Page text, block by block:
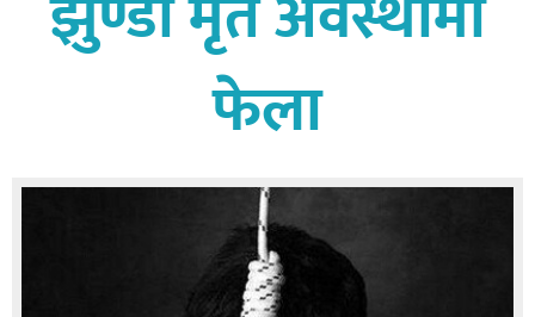
बागमती
कर्णाली
विशेष
फेला